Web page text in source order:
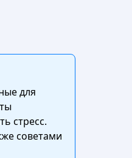
для
стресс.
советами